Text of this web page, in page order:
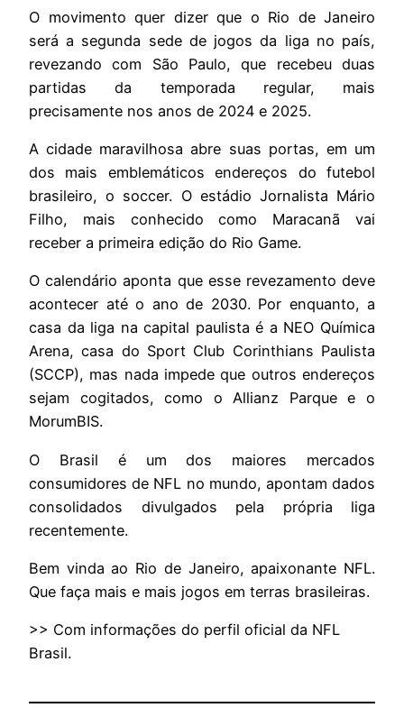
O movimento quer dizer que o Rio de Janeiro
será a segunda sede de jogos da liga no país,
revezando com São Paulo, que recebeu duas
partidas da temporada regular, mais
precisamente nos anos de 2024 e 2025.
A cidade maravilhosa abre suas portas, em um
dos mais emblemáticos endereços do futebol
brasileiro, o soccer. O estádio Jornalista Mário
Filho, mais conhecido como Maracanã vai
receber a primeira edição do Rio Game.
O calendário aponta que esse revezamento deve
acontecer até o ano de 2030. Por enquanto, a
casa da liga na capital paulista é a NEO Química
Arena, casa do Sport Club Corinthians Paulista
(SCCP), mas nada impede que outros endereços
sejam cogitados, como o Allianz Parque e o
MorumBIS.
O Brasil é um dos maiores mercados
consumidores de NFL no mundo, apontam dados
consolidados divulgados pela própria liga
recentemente.
Bem vinda ao Rio de Janeiro, apaixonante NFL.
Que faça mais e mais jogos em terras brasileiras.
>> Com informações do perfil oficial da NFL
Brasil.